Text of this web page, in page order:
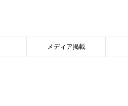
メディア掲載